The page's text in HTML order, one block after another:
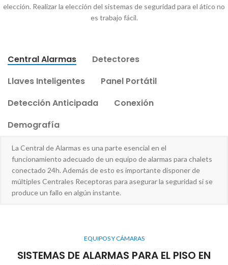
elección. Realizar la elección del sistemas de seguridad para el ático no
es trabajo fácil.
Central Alarmas
Detectores
Llaves Inteligentes
Panel Portátil
Detección Anticipada
Conexión
Demografía
La Central de Alarmas es una parte esencial en el
funcionamiento adecuado de un equipo de alarmas para chalets
conectado 24h. Además de esto es importante disponer de
múltiples Centrales Receptoras para asegurar la seguridad si se
produce un fallo en algún instante.
EQUIPOS Y CÁMARAS
SISTEMAS DE ALARMAS PARA EL PISO EN